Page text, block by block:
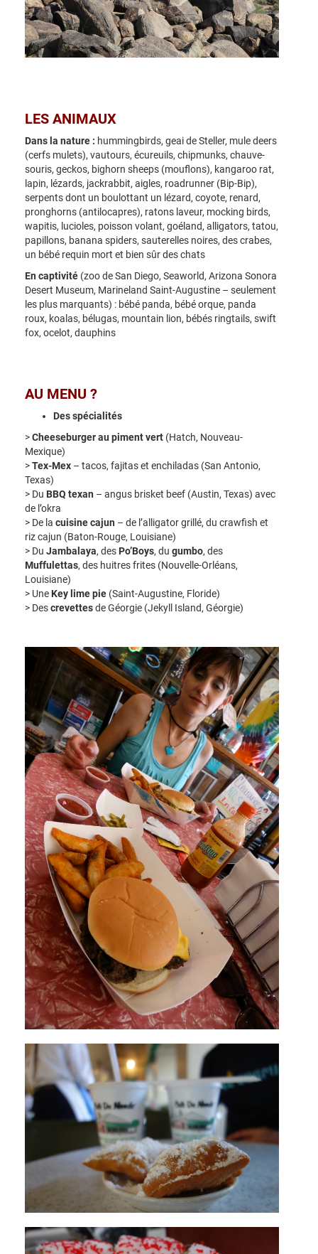
LES ANIMAUX
Dans la nature : hummingbirds, geai de Steller, mule deers
(cerfs mulets), vautours, écureuils, chipmunks, chauve-
souris, geckos, bighorn sheeps (mouflons), kangaroo rat,
lapin, lézards, jackrabbit, aigles, roadrunner (Bip-Bip),
serpents dont un boulottant un lézard, coyote, renard,
pronghorns (antilocapres), ratons laveur, mocking birds,
wapitis, lucioles, poisson volant, goéland, alligators, tatou,
papillons, banana spiders, sauterelles noires, des crabes,
un bébé requin mort et bien sûr des chats
En captivité (zoo de San Diego, Seaworld, Arizona Sonora
Desert Museum, Marineland Saint-Augustine – seulement
les plus marquants) : bébé panda, bébé orque, panda
roux, koalas, bélugas, mountain lion, bébés ringtails, swift
fox, ocelot, dauphins
AU MENU ?
Des spécialités
>Cheeseburger au piment vert (Hatch, Nouveau-
Mexique)
>Tex-Mex – tacos, fajitas et enchiladas (San Antonio,
Texas)
> Du BBQ texan – angus brisket beef (Austin, Texas) avec
de l’okra
> De la cuisine cajun – de l’alligator grillé, du crawfish et
riz cajun (Baton-Rouge, Louisiane)
> Du Jambalaya, des Po’Boys, du gumbo, des
Muffulettas, des huitres frites (Nouvelle-Orléans,
Louisiane)
> Une Key lime pie (Saint-Augustine, Floride)
> Descrevettesde Géorgie (Jekyll Island, Géorgie)